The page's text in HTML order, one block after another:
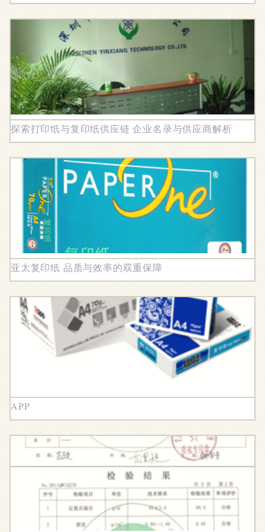
探索打印纸与复印纸供应链 企业名录与供应商解析
亚太复印纸 品质与效率的双重保障
APP